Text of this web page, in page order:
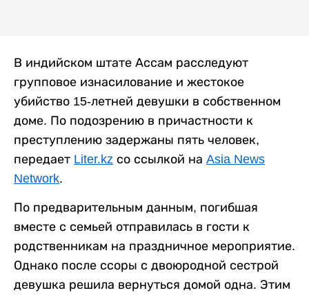
В индийском штате Ассам расследуют
групповое изнасилование и жестокое
убийство 15-летней девушки в собственном
доме. По подозрению в причастности к
преступлению задержаны пять человек,
передает Liter.kz со ссылкой на Asia News
Network.
По предварительным данным, погибшая
вместе с семьей отправилась в гости к
родственникам на праздничное мероприятие.
Однако после ссоры с двоюродной сестрой
девушка решила вернуться домой одна. Этим